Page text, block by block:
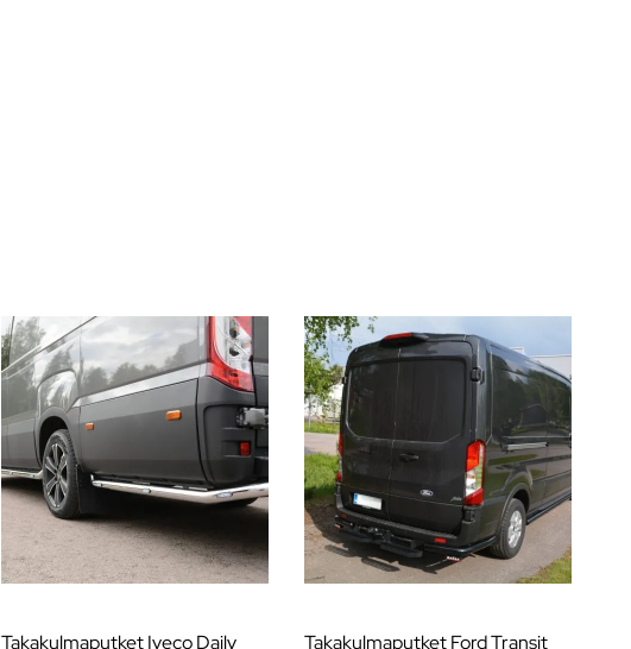
Takakulmaputket Iveco Daily
Takakulmaputket Ford Transit